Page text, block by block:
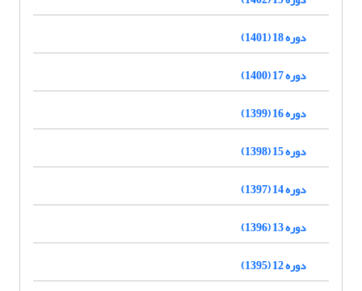
دوره 18 (1401)
دوره 17 (1400)
دوره 16 (1399)
دوره 15 (1398)
دوره 14 (1397)
دوره 13 (1396)
دوره 12 (1395)